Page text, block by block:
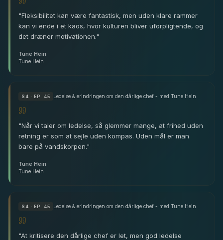
"Fleksibilitet kan være fantastisk, men uden klare rammer
kan vi ende i et kaos, hvor kulturen bliver uforpligtende, og
det dræner motivationen."
Tune Hein
Tune Hein
S4 · EP. 45 Ledelse & erindringen om den dårlige chef - med Tune Hein
"Når vi taler om ledelse, så glemmer mange, at frihed uden
retning er som at sejle uden kompas. Uden mål er man
bare på vandskorpen."
Tune Hein
Tune Hein
S4 · EP. 45 Ledelse & erindringen om den dårlige chef - med Tune Hein
"At kritisere den dårlige chef er let, men god ledelse